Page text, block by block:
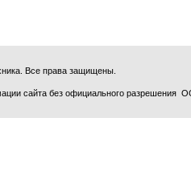
Все права защищены.
сайта без официального разрешения